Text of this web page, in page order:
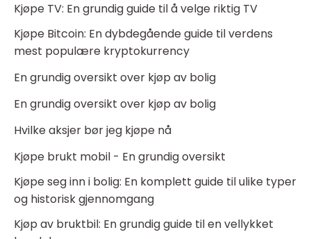
Kjøpe TV: En grundig guide til å velge riktig TV
Kjøpe Bitcoin: En dybdegående guide til verdens
mest populære kryptokurrency
En grundig oversikt over kjøp av bolig
En grundig oversikt over kjøp av bolig
Hvilke aksjer bør jeg kjøpe nå
Kjøpe brukt mobil - En grundig oversikt
Kjøpe seg inn i bolig: En komplett guide til ulike typer
og historisk gjennomgang
Kjøp av bruktbil: En grundig guide til en vellykket